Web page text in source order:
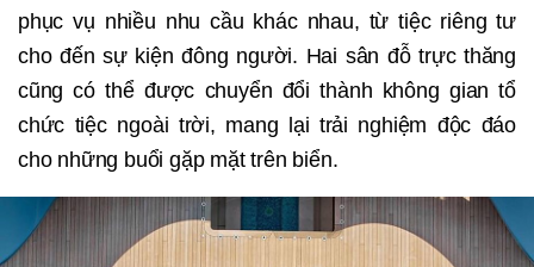
phục vụ nhiều nhu cầu khác nhau, từ tiệc riêng tư
cho đến sự kiện đông người. Hai sân đỗ trực thăng
cũng có thể được chuyển đổi thành không gian tổ
chức tiệc ngoài trời, mang lại trải nghiệm độc đáo
cho những buổi gặp mặt trên biển.